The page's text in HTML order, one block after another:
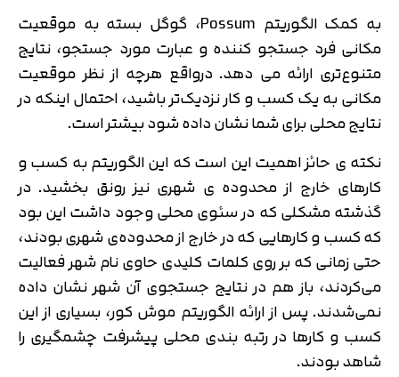
به کمک الگوریتم Possum، گوگل بسته به موقعیت
مکانی فرد جستجو کننده و عبارت مورد جستجو، نتایج
متنوع‌تری ارائه می دهد. درواقع هرچه از نظر موقعیت
مکانی به یک کسب و کار نزدیک‌تر باشید، احتمال اینکه در
نتایج محلی برای شما نشان داده شود بیشتر است.
نکته ی حائز اهمیت این است که این الگوریتم به کسب و
کارهای خارج از محدوده ی شهری نیز رونق بخشید. در
گذشته مشکلی که در سئوی محلی وجود داشت این بود
که کسب و کارهایی که در خارج از محدوده‌ی شهری بودند،
حتی زمانی که بر روی کلمات کلیدی حاوی نام شهر فعالیت
می‌کردند، باز هم در نتایج جستجوی آن شهر نشان داده
نمی‌شدند. پس از ارائه الگوریتم موش کور، بسیاری از این
کسب و کارها در رتبه بندی محلی پیشرفت چشمگیری را
شاهد بودند.